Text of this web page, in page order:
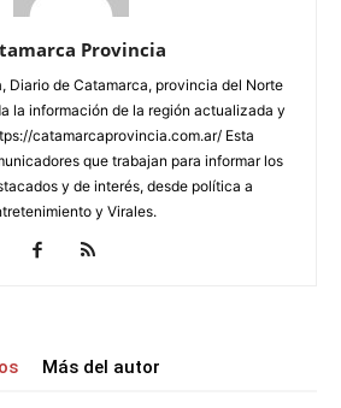
Provincia
Diario de Catamarca, provincia del Norte
la información de la región actualizada y
catamarcaprovincia.com.ar/ Esta
que trabajan para informar los
y de interés, desde política a
y Virales.
Más del autor